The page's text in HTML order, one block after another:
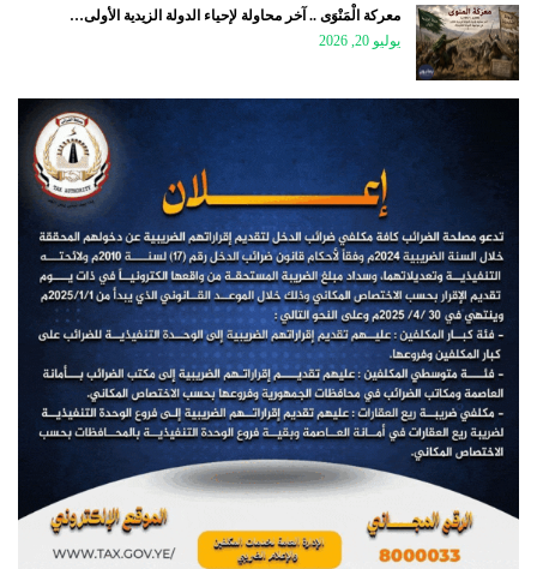
معركة الْمَنْوَى .. آخر محاولة لإحياء الدولة الزيدية الأولى…
يوليو 20, 2026